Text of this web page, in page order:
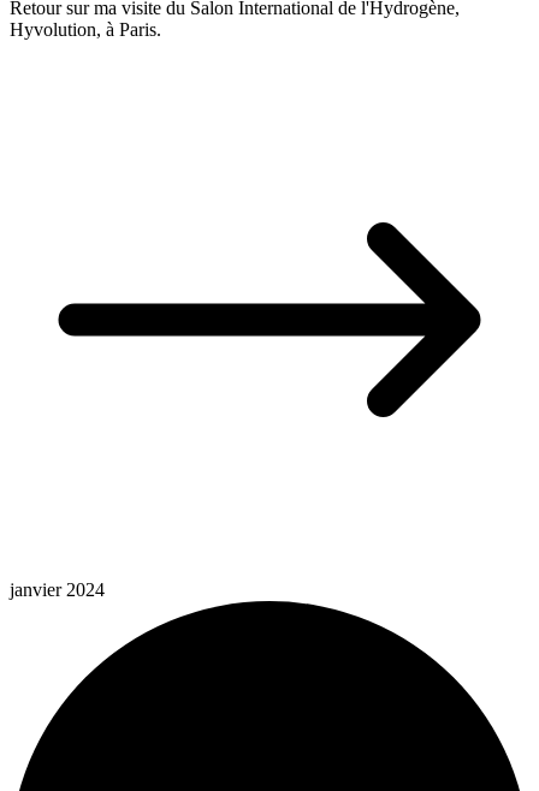
Retour sur ma visite du Salon International de l'Hydrogène,
Hyvolution, à Paris.
janvier 2024